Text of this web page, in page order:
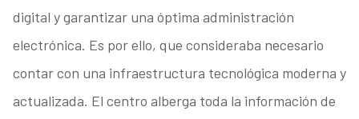
digital y garantizar una óptima administración
electrónica. Es por ello, que consideraba necesario
contar con una infraestructura tecnológica moderna y
actualizada. El centro alberga toda la información de